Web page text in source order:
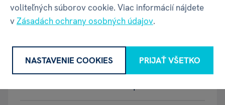
Název ALBI s.r.o.
01001 | Slovensko
voliteľných súborov cookie. Viac informácií nájdete
vZásadách ochrany osobných údajov.
NASTAVENIE COOKIES PRIJAŤ VŠETKO